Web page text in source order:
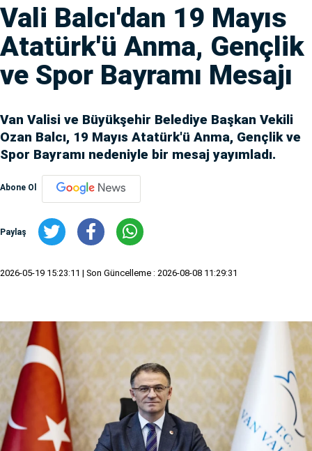
Vali Balcı'dan 19 Mayıs
Atatürk'ü Anma, Gençlik
ve Spor Bayramı Mesajı
Van Valisi ve Büyükşehir Belediye Başkan Vekili
Ozan Balcı, 19 Mayıs Atatürk'ü Anma, Gençlik ve
Spor Bayramı nedeniyle bir mesaj yayımladı.
Abone Ol
Paylaş
2026-05-19 15:23:11 | Son Güncelleme : 2026-08-08 11:29:31